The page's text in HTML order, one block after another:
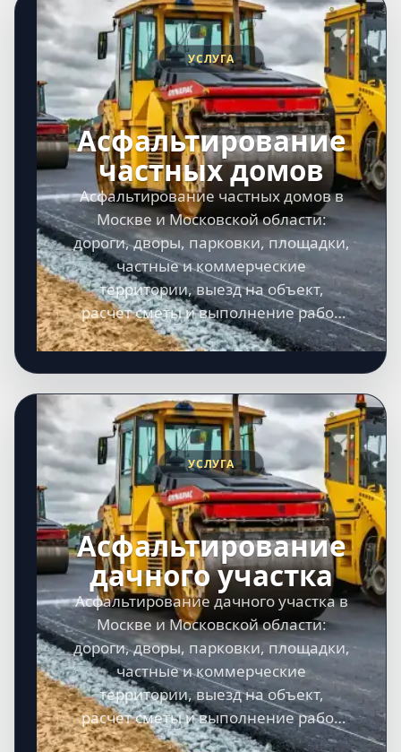
УСЛУГА
Асфальтирование
частных домов
Асфальтирование частных домов в
Москве и Московской области:
дороги, дворы, парковки, площадки,
частные и коммерческие
территории, выезд на объект,
расчет сметы и выполнение работ
под ключ.
УСЛУГА
Асфальтирование
дачного участка
Асфальтирование дачного участка в
Москве и Московской области:
дороги, дворы, парковки, площадки,
частные и коммерческие
территории, выезд на объект,
расчет сметы и выполнение работ
под ключ.